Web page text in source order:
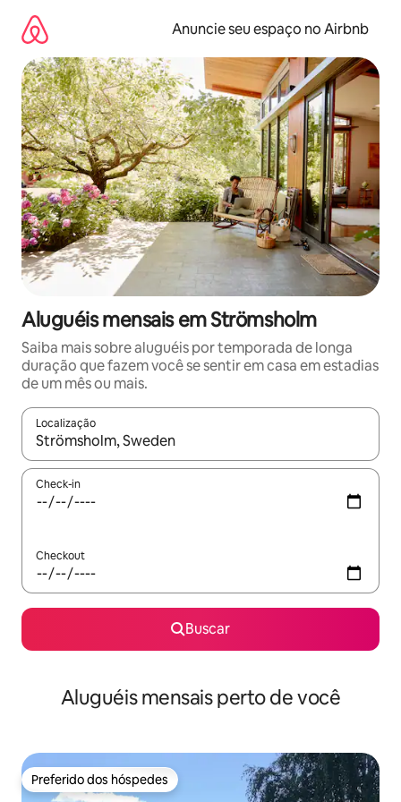
para
conteúdo
Anuncie seu espaço no Airbnb
Aluguéis mensais em Strömsholm
Saiba mais sobre aluguéis por temporada de longa
duração que fazem você se sentir em casa em estadias
de um mês ou mais.
Localização
Quando os resultados estiverem disponíveis, explore-os
Check-in
Checkout
Buscar
Aluguéis mensais perto de você
Preferido dos hóspedes
Preferido dos hóspedes